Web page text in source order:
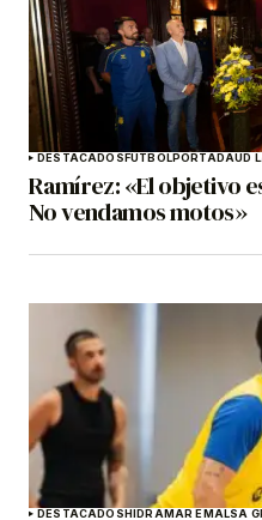
DESTACADOSFÚTBOLPORTADAUD
Ramírez: «El objetivo
No vendamos motos»
DESTACADOSHIDRAMAR EMALSA